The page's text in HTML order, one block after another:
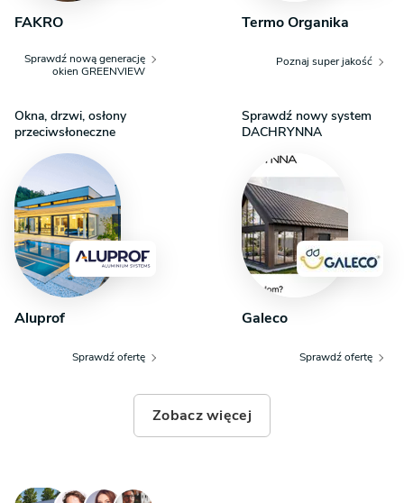
FAKRO
Sprawdź nową generację
okien GREENVIEW
Termo Organika
Poznaj super jakość
Okna, drzwi, osłony
przeciwsłoneczne
Aluprof
Sprawdź ofertę
Sprawdź nowy system
DACHRYNNA
Galeco
Sprawdź ofertę
Zobacz więcej